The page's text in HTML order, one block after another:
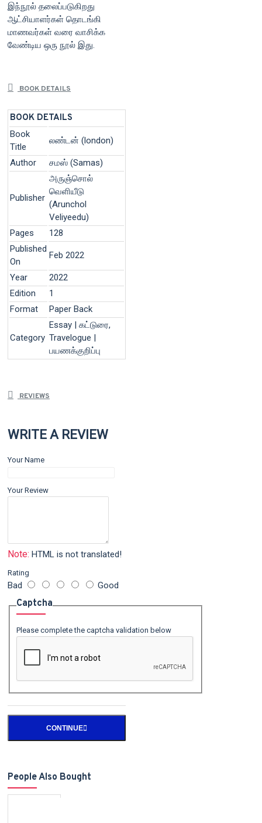
இந்நூல் தலைப்படுகிறது
ஆட்சியாளர்கள் தொடங்கி
மாணவர்கள் வரை வாசிக்க
வேண்டிய ஒரு நூல் இது.
BOOK DETAILS
BOOK DETAILS
Book
Title
லண்டன் (london)
Author சமஸ் (Samas)
Publisher
அருஞ்சொல்
வெளியீடு
(Arunchol
Veliyeedu)
Pages
128
Published
On
Feb 2022
Year
2022
Edition
1
Format
Paper Back
Category
Essay | கட்டுரை,
Travelogue |
பயணக்குறிப்பு
REVIEWS
WRITE A REVIEW
Your Name
Your Review
Note: HTML is not translated!
Rating
Bad Good
Captcha
Please complete the captcha validation below
CONTINUE
People Also Bought